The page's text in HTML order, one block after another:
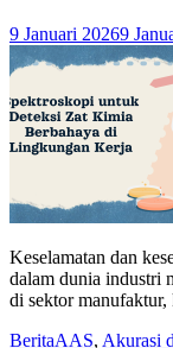
9 Januari 20269
Keselamatan dan
dalam dunia industri
di sektor manufaktur,
BeritaAAS, Akurasi